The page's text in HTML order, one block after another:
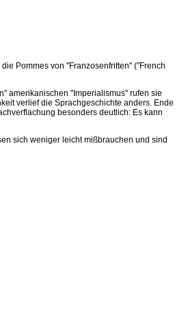
Pommes von "Franzosenfritten" ("French
amerikanischen "Imperialismus" rufen sie
verlief die Sprachgeschichte anders. Ende
besonders deutlich: Es kann
sich weniger leicht mißbrauchen und sind